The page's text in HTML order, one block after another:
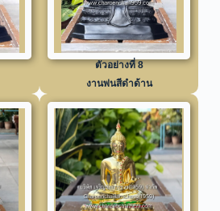
ตัวอย่างที่ 8
งานพ่นสีดำด้าน